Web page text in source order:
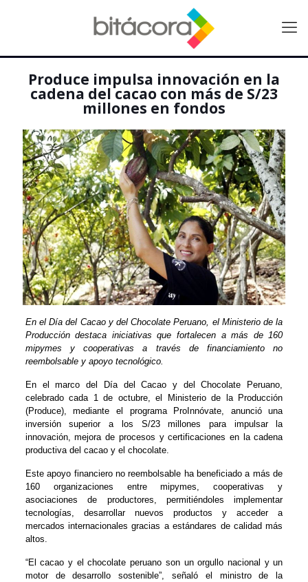
Produce impulsa innovación en la
cadena del cacao con más de S/23
millones en fondos
En el Día del Cacao y del Chocolate Peruano, el Ministerio de la
Producción destaca iniciativas que fortalecen a más de 160
mipymes y cooperativas a través de financiamiento no
reembolsable y apoyo tecnológico.
En el marco del Día del Cacao y del Chocolate Peruano,
celebrado cada 1 de octubre, el Ministerio de la Producción
(Produce), mediante el programa ProInnóvate, anunció una
inversión superior a los S/23 millones para impulsar la
innovación, mejora de procesos y certificaciones en la cadena
productiva del cacao y el chocolate.
Este apoyo financiero no reembolsable ha beneficiado a más de
160 organizaciones entre mipymes, cooperativas y
asociaciones de productores, permitiéndoles implementar
tecnologías, desarrollar nuevos productos y acceder a
mercados internacionales gracias a estándares de calidad más
altos.
“El cacao y el chocolate peruano son un orgullo nacional y un
motor de desarrollo sostenible”, señaló el ministro de la